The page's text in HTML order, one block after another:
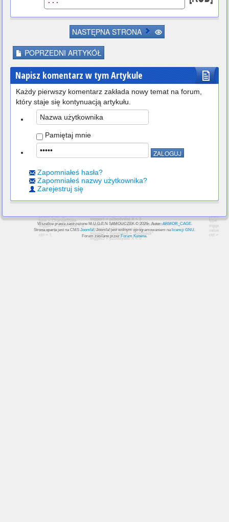
NASTĘPNA STRONA
POPRZEDNI ARTYKÓŁ
Napisz komentarz w tym Artykule
Każdy pierwszy komentarz zakłada nowy temat na forum,
który staje się kontynuacją artykułu.
Pamiętaj mnie
Zapomniałeś hasła?
Zapomniałeś nazwy użytkownika?
Zarejestruj się
Wszelkie prawa zastrzeżone M.U.G.E.N SAMOUCZEK © 2026r. Autor: ARMOR_CAGE.
Strona oparta jest na CMS Joomla!, Joomla! jest wolnym oprogramowaniem na licencji GNU.
Forum zasilane przez Forum Kunena.